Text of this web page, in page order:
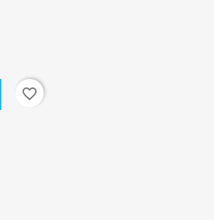
favorite_border